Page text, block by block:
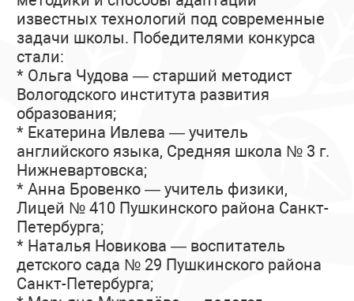
известных технологий под современные
задачи школы. Победителями конкурса
стали:
* Ольга Чудова — старший методист
Вологодского института развития
образования;
* Екатерина Ивлева — учитель
английского языка, Средняя школа № 3 г.
Нижневартовска;
* Анна Бровенко — учитель физики,
Лицей № 410 Пушкинского района Санкт-
Петербурга;
* Наталья Новикова — воспитатель
детского сада № 29 Пушкинского района
Санкт-Петербурга;